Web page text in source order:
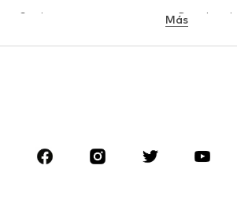
Camisetas
Ropa interior
ROPA
Más